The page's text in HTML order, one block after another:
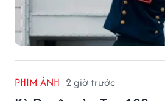
PHIM ẢNH 2 giờ trước